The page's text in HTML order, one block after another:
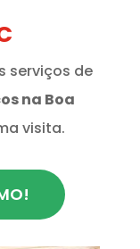
serviços de
na Boa
visita.